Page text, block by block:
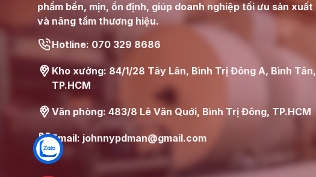
phẩm bền, mịn, ổn định, giúp doanh nghiệp tối ưu sản xuất
và nâng tầm thương hiệu.
Hotline: 070 329 8686
Kho xưởng: 84/1/28 Tây Lân, Bình Trị Đông A, Bình Tân,
TP.HCM
Văn phòng: 483/8 Lê Văn Quới, Bình Trị Đông, TP.HCM
Email: johnnypdman@gmail.com